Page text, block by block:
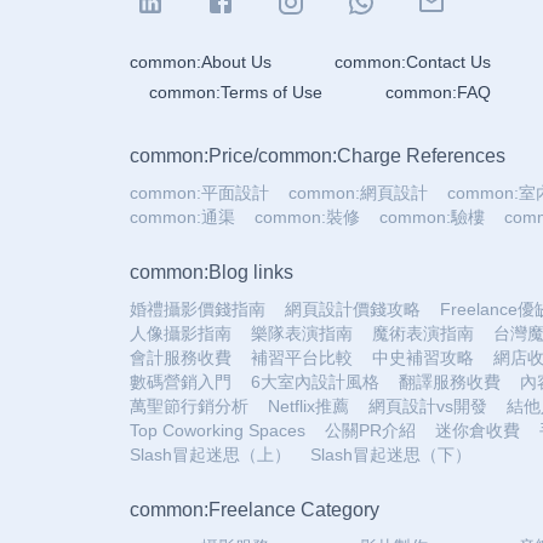
common:About Us
common:Contact Us
common:Terms of Use
common:FAQ
common:Price/common:Charge References
common:平面設計 common:網頁設計
common:室
common:通渠
common:裝修 common:驗樓
common:Blog links
婚禮攝影價錢指南 網頁設計價錢攻略
Freelance優
人像攝影指南
樂隊表演指南 魔術表演指南
台灣
會計服務收費
補習平台比較 中史補習攻略
網店
數碼營銷入門
6大室內設計風格 翻譯服務收費
內
萬聖節行銷分析
Netflix推薦 網頁設計vs開發
結
Top Coworking Spaces
公關PR介紹 迷你倉收費
Slash冒起迷思（上）
Slash冒起迷思（下）
common:Freelance Category